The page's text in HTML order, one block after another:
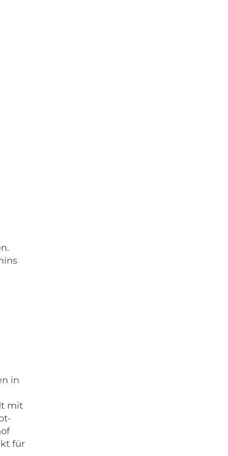
in
mit
für